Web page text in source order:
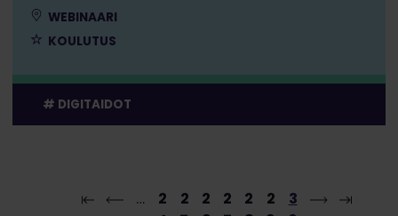
WEBINAARI
KOULUTUS
DIGITAIDOT
…
2
2
2
2
2
2
3